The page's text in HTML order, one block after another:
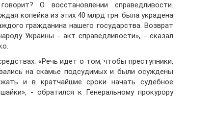
О восстановлении справедливости.
копейка из этих 40 млрд грн. была украдена
гражданина нашего государства. Возврат
Украины - акт справедливости», - сказал
«Речь идет о том, чтобы преступники,
на скамье подсудимых и были осуждены
и в кратчайшие сроки начать судебное
- обратился к Генеральному прокурору